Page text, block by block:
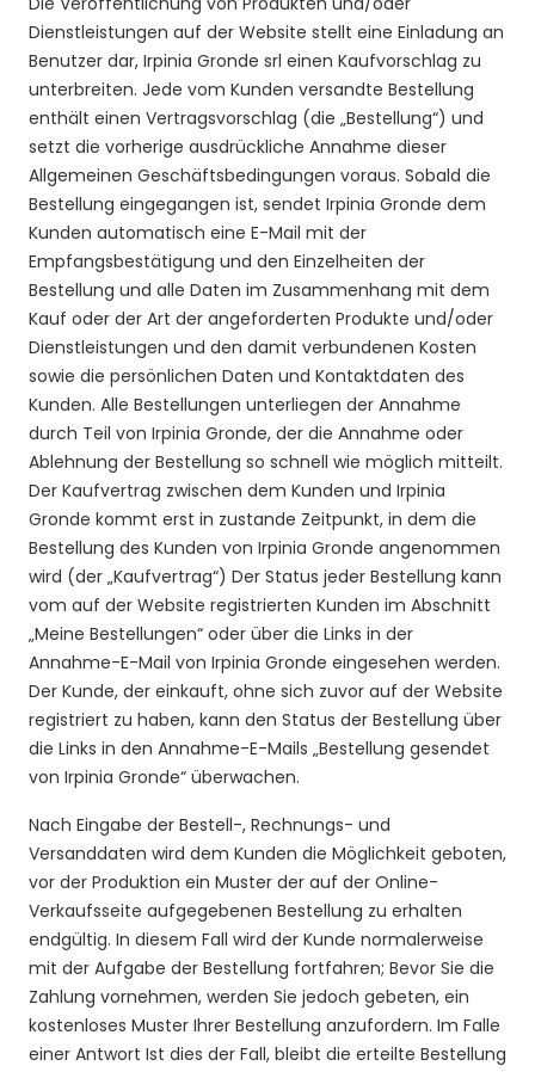
Dienstleistungen auf der Website stellt eine Einladung an
Benutzer dar, Irpinia Gronde srl einen Kaufvorschlag zu
unterbreiten. Jede vom Kunden versandte Bestellung
enthält einen Vertragsvorschlag (die „Bestellung“) und
setzt die vorherige ausdrückliche Annahme dieser
Allgemeinen Geschäftsbedingungen voraus. Sobald die
Bestellung eingegangen ist, sendet Irpinia Gronde dem
Kunden automatisch eine E-Mail mit der
Empfangsbestätigung und den Einzelheiten der
Bestellung und alle Daten im Zusammenhang mit dem
Kauf oder der Art der angeforderten Produkte und/oder
Dienstleistungen und den damit verbundenen Kosten
sowie die persönlichen Daten und Kontaktdaten des
Kunden. Alle Bestellungen unterliegen der Annahme
durch Teil von Irpinia Gronde, der die Annahme oder
Ablehnung der Bestellung so schnell wie möglich mitteilt.
Der Kaufvertrag zwischen dem Kunden und Irpinia
Gronde kommt erst in zustande Zeitpunkt, in dem die
Bestellung des Kunden von Irpinia Gronde angenommen
wird (der „Kaufvertrag“) Der Status jeder Bestellung kann
vom auf der Website registrierten Kunden im Abschnitt
„Meine Bestellungen“ oder über die Links in der
Annahme-E-Mail von Irpinia Gronde eingesehen werden.
Der Kunde, der einkauft, ohne sich zuvor auf der Website
registriert zu haben, kann den Status der Bestellung über
die Links in den Annahme-E-Mails „Bestellung gesendet
von Irpinia Gronde“ überwachen.
Nach Eingabe der Bestell-, Rechnungs- und
Versanddaten wird dem Kunden die Möglichkeit geboten,
vor der Produktion ein Muster der auf der Online-
Verkaufsseite aufgegebenen Bestellung zu erhalten
endgültig. In diesem Fall wird der Kunde normalerweise
mit der Aufgabe der Bestellung fortfahren; Bevor Sie die
Zahlung vornehmen, werden Sie jedoch gebeten, ein
kostenloses Muster Ihrer Bestellung anzufordern. Im Falle
einer Antwort Ist dies der Fall, bleibt die erteilte Bestellung